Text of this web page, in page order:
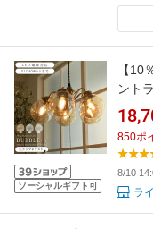
ソーシャルギフト可
【
ント
おし
ブル
明 1
活
850ポ
8/10
ラ